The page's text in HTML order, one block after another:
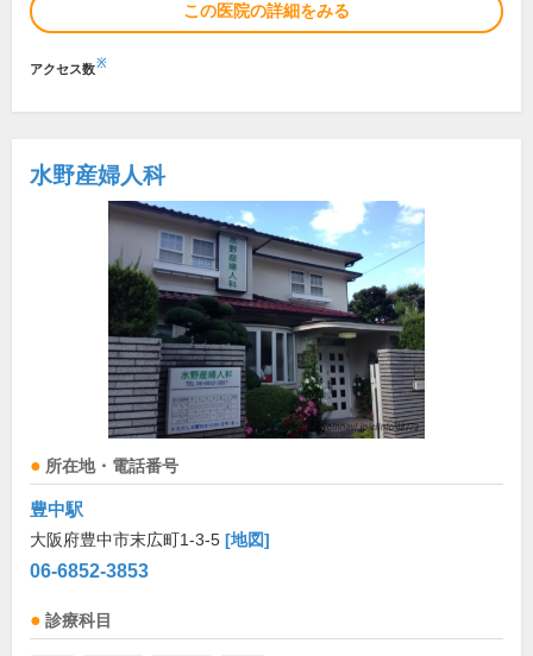
この医院の詳細をみる
アクセス数※
水野産婦人科
所在地・電話番号
豊中駅
大阪府豊中市末広町1-3-5 [地図]
06-6852-3853
診療科目